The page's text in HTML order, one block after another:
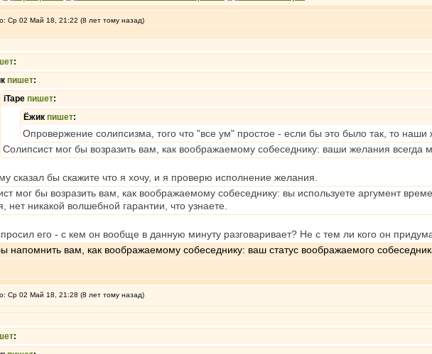
Ср 02 Май 18, 21:22 (8 лет тому назад)
:
пишет:
iTape пишет:
Ёжик пишет:
Опровержение солипсизма, того что "все ум" простое - если бы это было так, то
Солипсист мог бы возразить вам, как воображаемому собеседнику: ваши желания всегда
сказал бы скажите что я хочу, и я проверю исполнение желания.
мог бы возразить вам, как воображаемому собеседнику: вы используете аргумент
нет никакой волшебной гарантии, что узнаете.
его - с кем он вообще в данную минуту разговаривает? Не с тем ли кого он
напомнить вам, как воображаемому собеседнику: ваш статус воображаемого
Ср 02 Май 18, 21:28 (8 лет тому назад)
: